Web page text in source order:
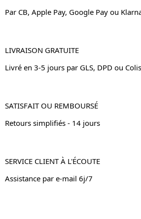
Par CB, Apple Pay, Google Pay ou
LIVRAISON GRATUITE
Livré en 3-5 jours par GLS, DPD ou
SATISFAIT OU REMBOURSÉ
Retours simplifiés - 14 jours
SERVICE CLIENT À L'ÉCOUTE
Assistance par e-mail 6j/7